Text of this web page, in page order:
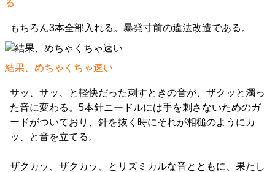
る
もちろん3本全部入れる。暴発寸前の違法改造である。
結果、めちゃくちゃ速い
サッ、サッ、と軽快だった刺すときの音が、ザクッと濁っ
た音に変わる。5本針ニードルには手を刺さないためのガ
ードがついており、針を抜く時にそれが相槌のようにカ
ッ、と音を立てる。
ザクカッ、ザクカッ、とリズミカルな音とともに、果たし